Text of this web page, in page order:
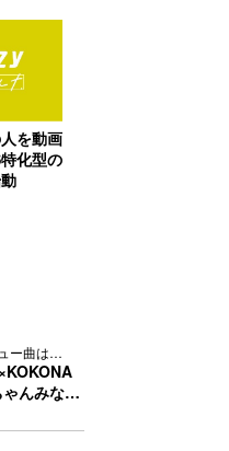
を動画
化型の
ー曲は
んみな主
ィスト